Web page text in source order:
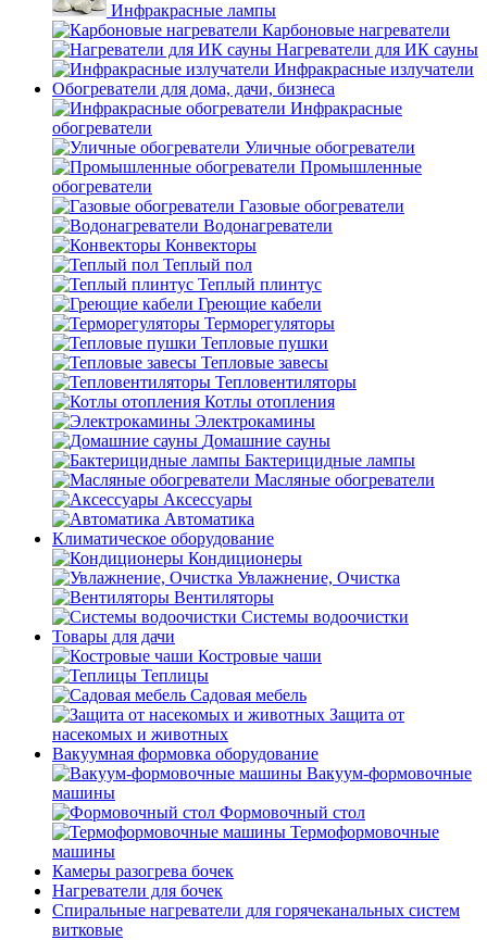
Инфракрасные лампы
Карбоновые нагреватели
Нагреватели для ИК сауны
Инфракрасные излучатели
Обогреватели для дома, дачи, бизнеса
Инфракрасные
обогреватели
Уличные обогреватели
Промышленные
обогреватели
Газовые обогреватели
Водонагреватели
Конвекторы
Теплый пол
Теплый плинтус
Греющие кабели
Терморегуляторы
Тепловые пушки
Тепловые завесы
Тепловентиляторы
Котлы отопления
Электрокамины
Домашние сауны
Бактерицидные лампы
Масляные обогреватели
Аксессуары
Автоматика
Климатическое оборудование
Кондиционеры
Увлажнение, Очистка
Вентиляторы
Системы водоочистки
Товары для дачи
Костровые чаши
Теплицы
Садовая мебель
Защита от
насекомых и животных
Вакуумная формовка оборудование
Вакуум-формовочные
машины
Формовочный стол
Термоформовочные
машины
Камеры разогрева бочек
Нагреватели для бочек
Спиральные нагреватели для горячеканальных систем
витковые